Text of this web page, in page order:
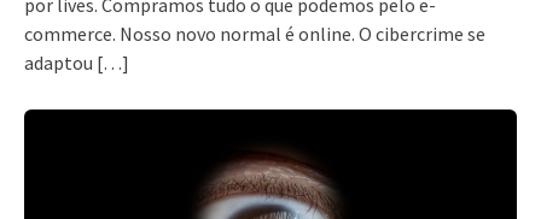
por lives. Compramos tudo o que podemos pelo e-
commerce. Nosso novo normal é online. O cibercrime se
adaptou […]